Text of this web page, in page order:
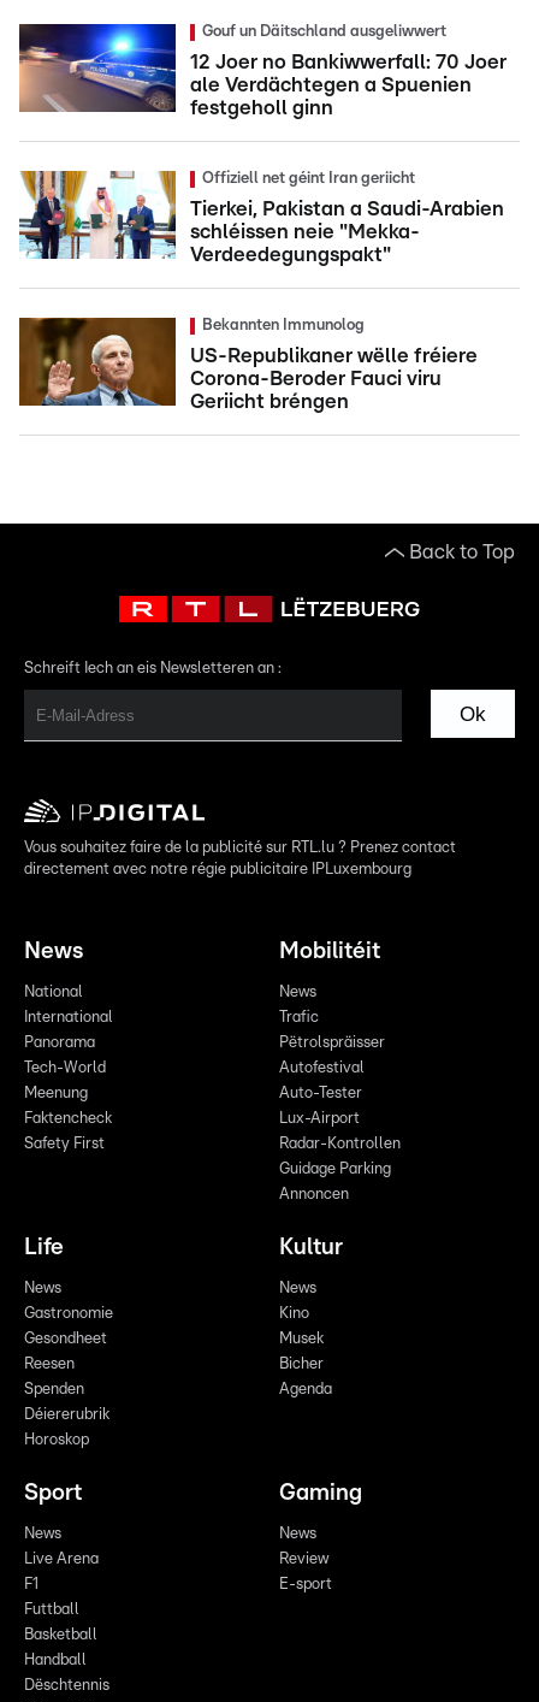
Gouf un Däitschland ausgeliwwert
12 Joer no Bankiwwerfall: 70 Joer
ale Verdächtegen a Spuenien
festgeholl ginn
Offiziell net géint Iran geriicht
Tierkei, Pakistan a Saudi-Arabien
schléissen neie "Mekka-
Verdeedegungspakt"
Bekannten Immunolog
US-Republikaner wëlle fréiere
Corona-Beroder Fauci viru
Geriicht bréngen
Back to Top
Schreift Iech an eis Newsletteren an :
Ok
Vous souhaitez faire de la publicité sur RTL.lu ? Prenez contact
directement avec notre régie publicitaire IPLuxembourg
News
National
International
Panorama
Tech-World
Meenung
Faktencheck
Safety First
Mobilitéit
News
Trafic
Pëtrolspräisser
Autofestival
Auto-Tester
Lux-Airport
Radar-Kontrollen
Guidage Parking
Annoncen
Life
News
Gastronomie
Gesondheet
Reesen
Spenden
Déiererubrik
Horoskop
Kultur
News
Kino
Musek
Bicher
Agenda
Sport
News
Live Arena
F1
Futtball
Basketball
Handball
Dëschtennis
Gaming
News
Review
E-sport